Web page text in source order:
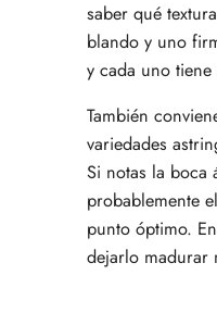
saber qué
blando y uno
y cada uno
También
variedades
Si notas la boca
probablemente
punto óptimo.
dejarlo madurar